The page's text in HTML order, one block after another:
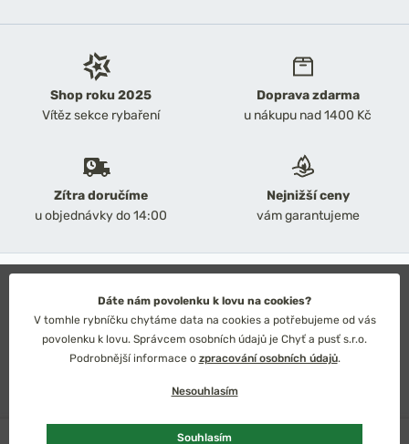
Shop roku 2025
Vítěz sekce rybaření
Doprava zdarma
u nákupu nad 1400 Kč
Zítra doručíme
u objednávky do 14:00
Nejnižší ceny
vám garantujeme
Obchodní podmínky
Ochrana osobních údajů
Technické řešení: Simplia s.r.o.
Strategický design: Petr Široký
Dáte nám povolenku k lovu na cookies?
V tomhle rybníčku chytáme data na cookies a potřebujeme od vás
povolenku k lovu. Správcem osobních údajů je Chyť a pusť s.r.o.
Podrobnější informace o zpracování osobních údajů.
Nesouhlasím
Souhlasím